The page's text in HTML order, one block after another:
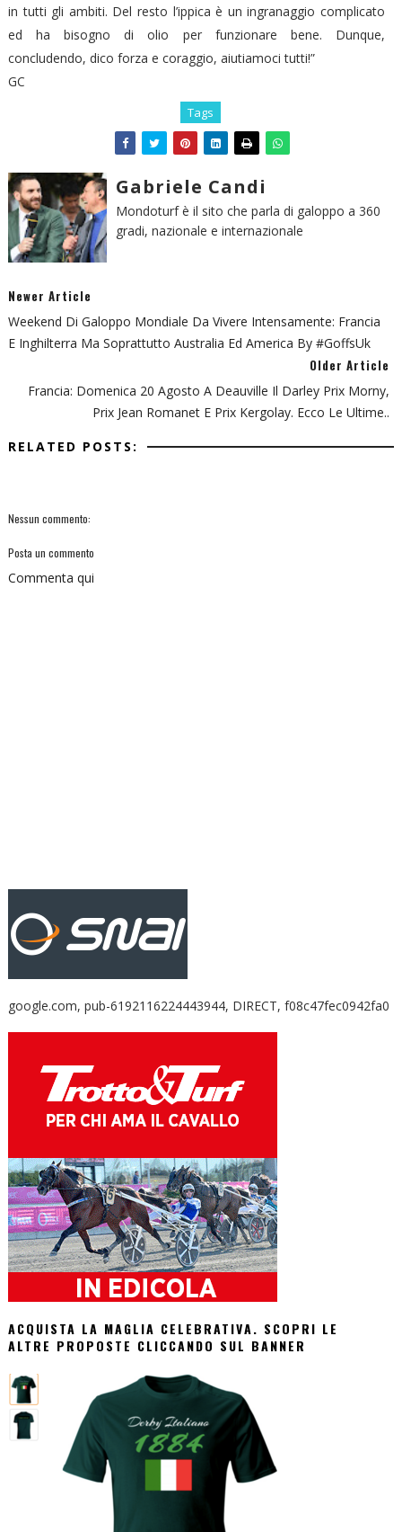
in tutti gli ambiti. Del resto l’ippica è un ingranaggio complicato
ed ha bisogno di olio per funzionare bene. Dunque,
concludendo, dico forza e coraggio, aiutiamoci tutti!”
GC
Tags
Gabriele Candi
Mondoturf è il sito che parla di galoppo a 360
gradi, nazionale e internazionale
Newer Article
Weekend Di Galoppo Mondiale Da Vivere Intensamente: Francia
E Inghilterra Ma Soprattutto Australia Ed America By #GoffsUk
Older Article
Francia: Domenica 20 Agosto A Deauville Il Darley Prix Morny,
Prix Jean Romanet E Prix Kergolay. Ecco Le Ultime..
RELATED POSTS:
Nessun commento:
Posta un commento
Commenta qui
google.com, pub-6192116224443944, DIRECT, f08c47fec0942fa0
ACQUISTA LA MAGLIA CELEBRATIVA. SCOPRI LE
ALTRE PROPOSTE CLICCANDO SUL BANNER